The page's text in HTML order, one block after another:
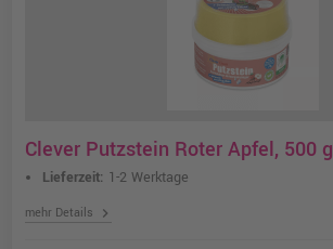
Clever Putzstein Roter Apfel, 500 g
Lieferzeit: 1-2 Werktage
mehr Details chevron_right